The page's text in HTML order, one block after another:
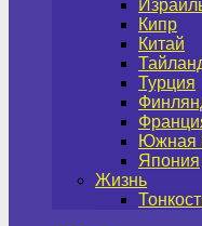
Кипр
Китай
Турция
Южная
Япония
Жизнь